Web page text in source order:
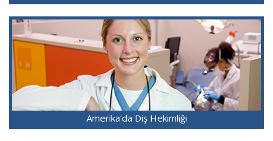
Amerika'da Diş Hekimliği